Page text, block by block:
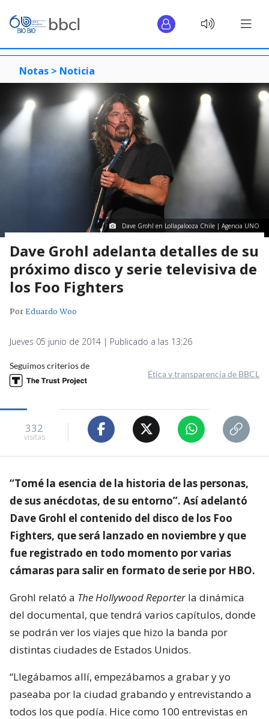
Notas > Noticia
Dave Grohl en Lollapalooza Chile | Agencia UNO
Dave Grohl adelanta detalles de su
próximo disco y serie televisiva de
los Foo Fighters
PorEduardo Woo
Jueves 05 junio de 2014 | Publicado a las 13:26
Seguimos criterios de
Ética y transparencia de BBCL
332
visitas
“Tomé la esencia de la historia de las personas,
de sus anécdotas, de su entorno”. Así adelantó
Dave Grohl el contenido del disco de los Foo
Fighters, que será lanzado en noviembre y que
fue registrado en todo momento por varias
cámaras para salir en formato de serie por HBO.
Grohl relató a The Hollywood Reporterla dinámica
del documental, que tendrá varios capítulos, donde
se podrán ver los viajes que hizo la banda por
distintas ciudades de Estados Unidos.
“Llegábamos allí, empezábamos a grabar y yo
paseaba por la ciudad grabando y entrevistando a
todos los que podía. Hice como 100 entrevistas en